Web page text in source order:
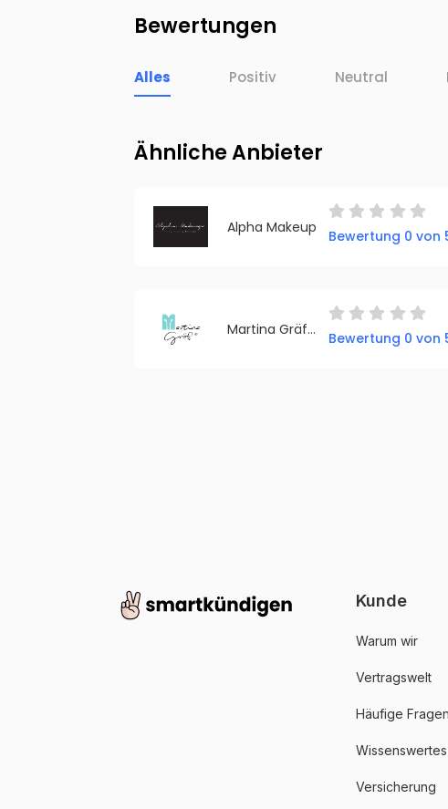
Bewertungen
Alles Positiv Neutral
Ähnliche Anbieter
Alpha Makeup
Bewertung 0 von
Martina Gräf Naturkosmetik & Beratung
Bewertung 0 von
Kunde
Warum wir
Vertragswelt
Häufige Fragen
Wissenswertes
Versicherung